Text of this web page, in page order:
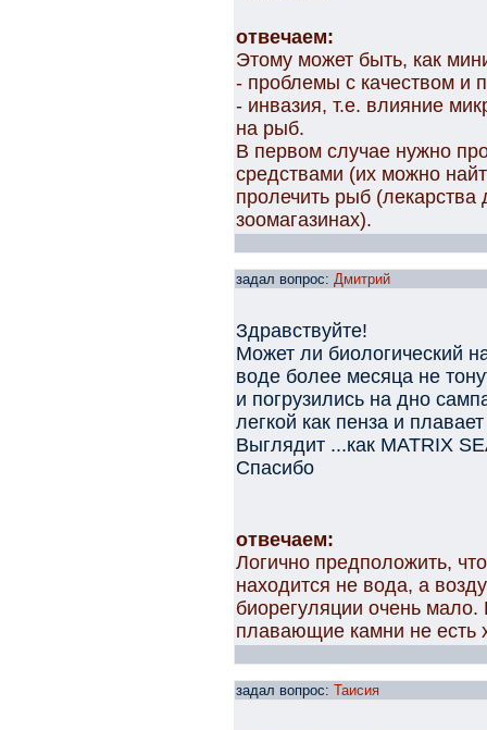
отвечаем:
Этому может быть, как
- проблемы с качеством и
- инвазия, т.е. влияние
на рыб.
В первом случае нужно
средствами (их можно
пролечить рыб (лекарства
зоомагазинах).
задал вопрос: Дмитрий
Здравствуйте!
Может ли биологический
воде более месяца не
и погрузились на дно
легкой как пенза и
Выглядит ...как MATRIX
Спасибо
отвечаем:
Логично предположить,
находится не вода, а
биорегуляции очень
плавающие камни не есть
задал вопрос: Таисия